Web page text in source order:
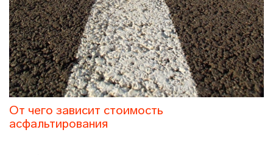
От чего зависит стоимость
асфальтирования